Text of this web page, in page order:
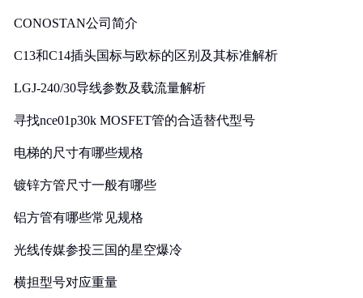
CONOSTAN公司简介
C13和C14插头国标与欧标的区别及其标准解析
LGJ-240/30导线参数及载流量解析
寻找nce01p30k MOSFET管的合适替代型号
电梯的尺寸有哪些规格
镀锌方管尺寸一般有哪些
铝方管有哪些常见规格
光线传媒参投三国的星空爆冷
横担型号对应重量